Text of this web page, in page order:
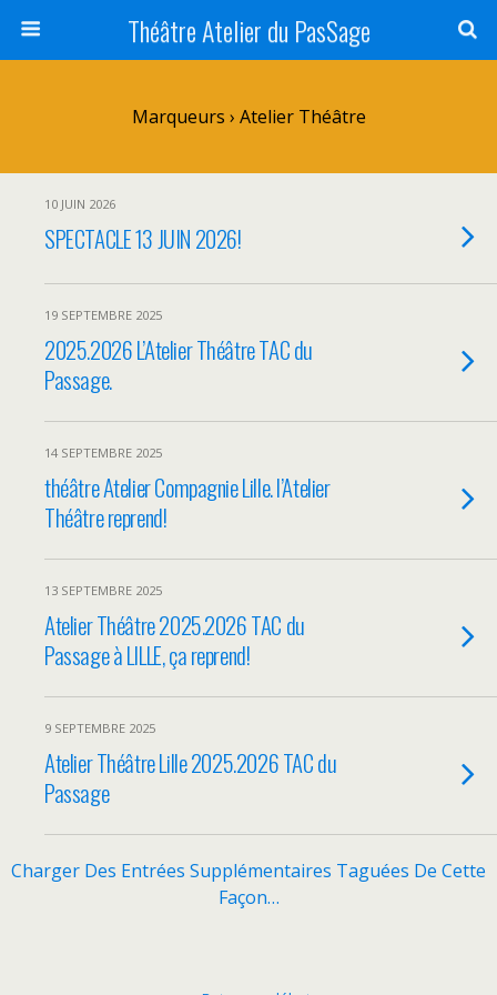
Théâtre Atelier du PasSage
Marqueurs › Atelier Théâtre
10 JUIN 2026
SPECTACLE 13 JUIN 2026!
19 SEPTEMBRE 2025
2025.2026 L’Atelier Théâtre TAC du
Passage.
14 SEPTEMBRE 2025
théâtre Atelier Compagnie Lille. l’Atelier
Théâtre reprend!
13 SEPTEMBRE 2025
Atelier Théâtre 2025.2026 TAC du
Passage à LILLE, ça reprend!
9 SEPTEMBRE 2025
Atelier Théâtre Lille 2025.2026 TAC du
Passage
Charger Des Entrées Supplémentaires Taguées De Cette
Façon…